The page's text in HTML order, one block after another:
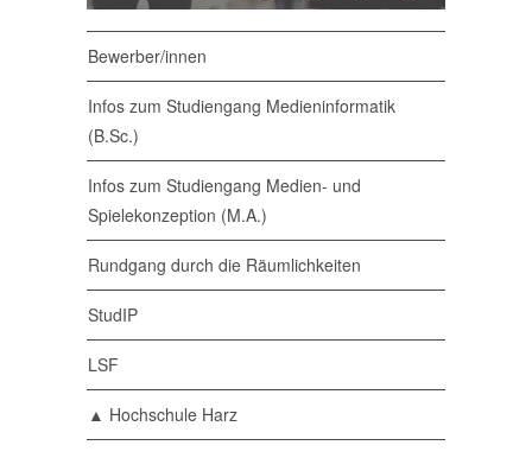
Bewerber/innen
Infos zum Studiengang Medieninformatik
(B.Sc.)
Infos zum Studiengang Medien- und
Spielekonzeption (M.A.)
Rundgang durch die Räumlichkeiten
StudIP
LSF
▲ Hochschule Harz